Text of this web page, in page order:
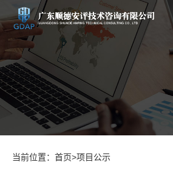
当前位置： 首页>项目公示